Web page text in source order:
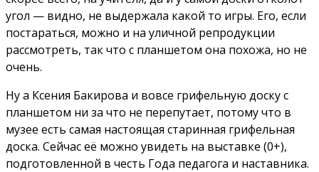
угол — видно, не выдержала какой то игры. Его, если
постараться, можно и на уличной репродукции
рассмотреть, так что с планшетом она похожа, но не
очень.
Ну а Ксения Бакирова и вовсе грифельную доску с
планшетом ни за что не перепутает, потому что в
музее есть самая настоящая старинная грифельная
доска. Сейчас её можно увидеть на выставке (0+),
подготовленной в честь Года педагога и наставника.